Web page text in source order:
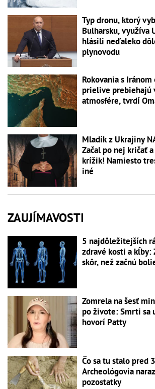
Typ dronu, ktorý
Bulharsku, využíva
hlásili neďaleko
plynovodu
Rokovania s
prielive prebiehajú
atmosfére, tvrdí
Mladík z Ukrajiny
Začal po nej kričať
krížik! Namiesto
iné
ZAUJÍMAVOSTI
5 najdôležitejších
zdravé kosti a kĺby:
skôr, než začnú
Zomrela na šesť
po živote: Smrti sa
hovorí Patty
Čo sa tu stalo pred
Archeológovia
pozostatky